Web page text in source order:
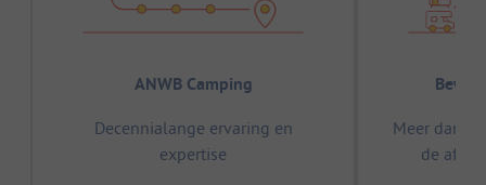
ANWB Camping
Decennialange ervaring en
expertise
Meer dan
de